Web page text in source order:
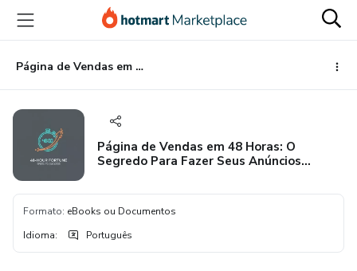
para
conteúdo
principal
para
pagamento
para
rodapé
Página de Vendas em 48 Horas: O Segredo Para Fazer Seus Anúncios Venderem o Dobro (Sem Programar Nada)
Página de Vendas em 48 Horas: O
Segredo Para Fazer Seus Anúncios
Formato: eBooks ou Documentos
Idioma: Português